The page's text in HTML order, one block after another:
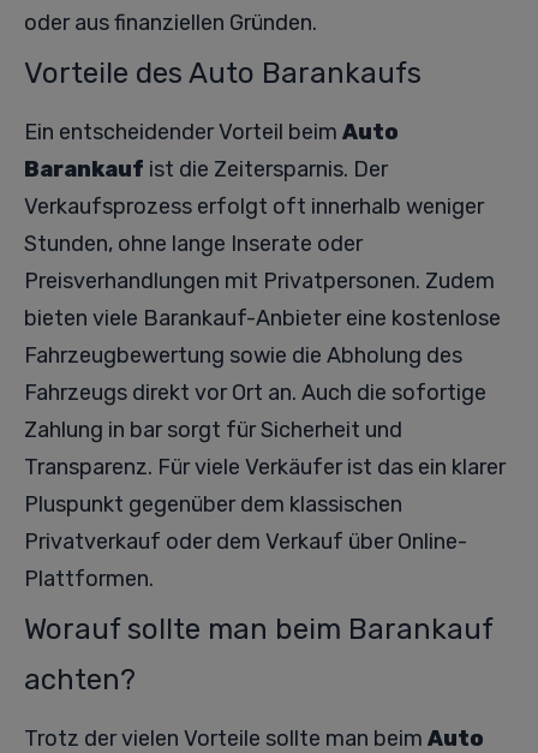
oder aus finanziellen Gründen.
Vorteile des Auto Barankaufs
Ein entscheidender Vorteil beim Auto
Barankauf ist die Zeitersparnis. Der
Verkaufsprozess erfolgt oft innerhalb weniger
Stunden, ohne lange Inserate oder
Preisverhandlungen mit Privatpersonen. Zudem
bieten viele Barankauf-Anbieter eine kostenlose
Fahrzeugbewertung sowie die Abholung des
Fahrzeugs direkt vor Ort an. Auch die sofortige
Zahlung in bar sorgt für Sicherheit und
Transparenz. Für viele Verkäufer ist das ein klarer
Pluspunkt gegenüber dem klassischen
Privatverkauf oder dem Verkauf über Online-
Plattformen.
Worauf sollte man beim Barankauf
achten?
Trotz der vielen Vorteile sollte man beim Auto